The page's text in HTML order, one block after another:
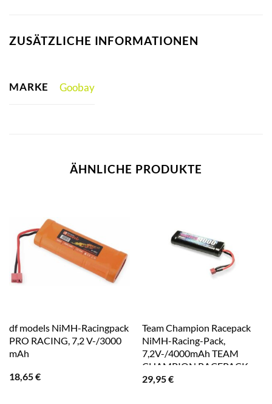
ZUSÄTZLICHE INFORMATIONEN
MARKE Goobay
ÄHNLICHE PRODUKTE
df models NiMH-Racingpack
PRO RACING, 7,2 V-/3000
mAh
18,65€
Team Champion Racepack
NiMH-Racing-Pack,
7,2V-/4000mAh TEAM
CHAMPION RACEPACK
29,95€